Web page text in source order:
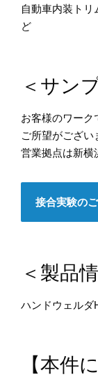
自動車内装ト
ど
＜サン
お客様のワーク
ご所望がござい
営業拠点は新横
接合実験の
＜製品
ハンドウェルダ
【本件